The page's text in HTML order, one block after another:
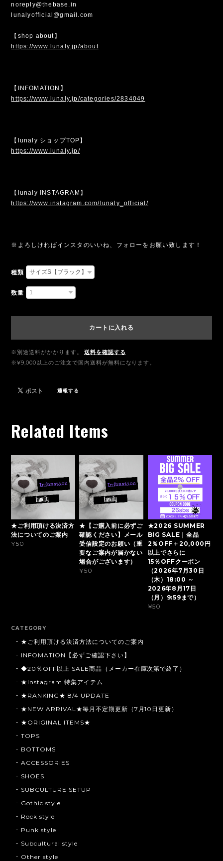
noreply@thebase.in
lunalyofficial@gmail.com
【shop about】
https://www.lunaly.jp/about
【INFOMATION】
https://www.lunaly.jp/categories/2834049
【lunaly ショップTOP】
https://www.lunaly.jp/
【lunaly INSTAGRAM】
https://www.instagram.com/lunaly_official/
※よろしければインスタのいいね、フォローをお願い致します！
種類
数量
カートに入れる
※別途送料がかかります。
送料を確認する
※¥9,000以上のご注文で国内送料が無料になります。
通報する
Related Items
★ご利用頂ける決済方
法についてのご案内
¥50
★【ご購入前に必ずご
確認ください】メール
受信設定のお願い（重
要なご案内が届かない
場合がございます）
¥50
★2026 SUMMER
BIG SALE｜全品
2％OFF＋20,000円
以上でさらに
15％OFFクーポン
（2026年7月30日
（木）18:00 ～
2026年8月17日
（月）9:59まで）
¥50
CATEGORY
★ご利用頂ける決済方法についてのご案内
INFOMATION【必ずご確認下さい】
◆20％OFF以上 SALE商品（メーカー在庫次第で終了）
★Instagram 特集アイテム
★RANKING★ 8/4 UPDATE
★NEW ARRIVAL★毎月不定期更新（7月10日更新）
★ORIGINAL ITEMS★
TOPS
BOTTOMS
ACCESSORIES
SHOES
SUBCULTURE SETUP
Gothic style
Rock style
Punk style
Subcultural style
Other style